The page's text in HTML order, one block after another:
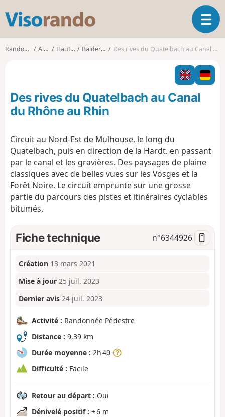
s
o
o
O
u
i
r
l
g
a
n
Randonnées Alsace Haut-Rhin Baldersheim Des rives du Quatelbach au Canal du Rhône au Rhin
Des rives du Quatelbach au Canal
du Rhône au Rhin
Circuit au Nord-Est de Mulhouse, le long du
Quatelbach, puis en direction de la Hardt. en passant
par le canal et les gravières. Des paysages de plaine
classiques avec de belles vues sur les Vosges et la
Forêt Noire. Le circuit emprunte sur une grosse
partie du parcours des pistes et itinéraires cyclables
bitumés.
Fiche technique n°6344926
Création 13 mars 2021
Mise à jour 25 juil. 2023
Dernier avis 24 juil. 2023
Activité : Randonnée Pédestre
Distance : 9,39 km
Durée moyenne : 2h 40
Difficulté : Facile
Retour au départ : Oui
Dénivelé positif : + 6 m